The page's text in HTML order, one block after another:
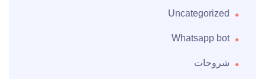
Uncategorized
Whatsapp bot
شروحات